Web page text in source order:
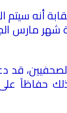
أنه سيتم
مارس
قد
حفاظاً